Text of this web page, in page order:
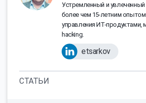
Устремленный и
более чем 15-летним
управления ИТ-продуктами,
hacking.
etsarkov
СТАТЬИ